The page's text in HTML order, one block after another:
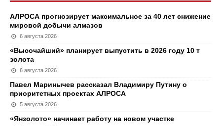
АЛРОСА прогнозирует максимальное за 40 лет снижение
мировой добычи алмазов
6 августа 2026
«Высочайший» планирует выпустить в 2026 году 10 т
золота
6 августа 2026
Павел Маринычев рассказал Владимиру Путину о
приоритетных проектах АЛРОСА
5 августа 2026
«Янзолото» начинает работу на новом участке